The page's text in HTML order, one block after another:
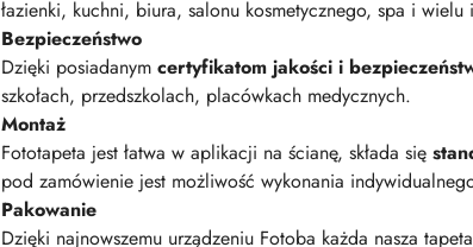
łazienki, kuchni, biura, salonu kosmetycznego, spa i wielu
Bezpieczeństwo
Dzięki posiadanym certyfikatom jakości i
szkołach, przedszkolach, placówkach medycznych.
Montaż
Fototapeta jest łatwa w aplikacji na ścianę, składa się
pod zamówienie jest możliwość wykonania
Pakowanie
Dzięki najnowszemu urządzeniu Fotoba każda nasza